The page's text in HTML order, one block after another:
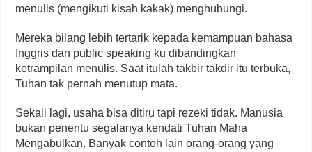
menulis (mengikuti kisah kakak) menghubungi.
Mereka bilang lebih tertarik kepada kemampuan bahasa
Inggris dan public speaking ku dibandingkan
ketrampilan menulis. Saat itulah takbir takdir itu terbuka,
Tuhan tak pernah menutup mata.
Sekali lagi, usaha bisa ditiru tapi rezeki tidak. Manusia
bukan penentu segalanya kendati Tuhan Maha
Mengabulkan. Banyak contoh lain orang-orang yang